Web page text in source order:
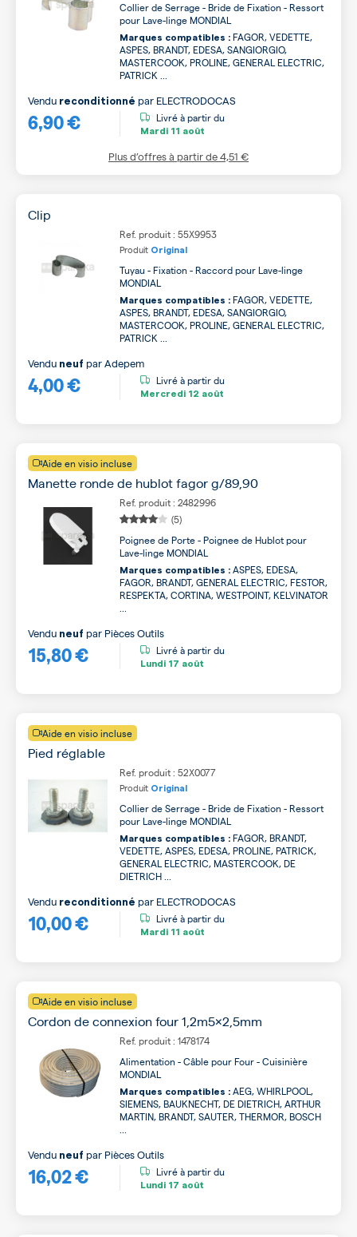
Collier de Serrage - Bride de Fixation - Ressort
pour Lave-linge MONDIAL
Marques compatibles : FAGOR, VEDETTE,
ASPES, BRANDT, EDESA, SANGIORGIO,
MASTERCOOK, PROLINE, GENERAL ELECTRIC,
PATRICK ...
6,90 €
Vendu reconditionné par ELECTRODOCAS
Livré à partir du
Mardi 11 août
Plus d’offres à partir de4,51 €
Clip
Ref. produit : 55X9953
Produit Original
Tuyau - Fixation - Raccord pour Lave-linge
MONDIAL
Marques compatibles : FAGOR, VEDETTE,
ASPES, BRANDT, EDESA, SANGIORGIO,
MASTERCOOK, PROLINE, GENERAL ELECTRIC,
PATRICK ...
4,00 €
Vendu neuf parAdepem
Livré à partir du
Mercredi 12 août
Aide en visio incluse
Manette ronde de hublot fagor g/89,90
Ref. produit : 2482996
(5)
Poignee de Porte - Poignee de Hublot pour
Lave-linge MONDIAL
Marques compatibles : ASPES, EDESA,
FAGOR, BRANDT, GENERAL ELECTRIC, FESTOR,
RESPEKTA, CORTINA, WESTPOINT, KELVINATOR
15,80 €
Vendu neuf par Pièces Outils
Livré à partir du
Lundi 17 août
Aide en visio incluse
Pied réglable
Ref. produit : 52X0077
Produit Original
Collier de Serrage - Bride de Fixation - Ressort
pour Lave-linge MONDIAL
Marques compatibles : FAGOR, BRANDT,
VEDETTE, ASPES, EDESA, PROLINE, PATRICK,
GENERAL ELECTRIC, MASTERCOOK, DE
DIETRICH ...
10,00 €
Vendu reconditionné par ELECTRODOCAS
Livré à partir du
Mardi 11 août
Aide en visio incluse
Cordon de connexion four 1,2m5x2,5mm
Ref. produit : 1478174
Alimentation - Câble pour Four - Cuisinière
MONDIAL
Marques compatibles : AEG, WHIRLPOOL,
SIEMENS, BAUKNECHT, DE DIETRICH, ARTHUR
MARTIN, BRANDT, SAUTER, THERMOR, BOSCH
16,02 €
Vendu neuf par Pièces Outils
Livré à partir du
Lundi 17 août